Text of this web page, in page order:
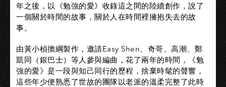
年之後，以《勉強的愛》收錄這之間的陸續創作，說了
一個關於時間的故事，關於人在時間裡擁抱失去的故
事。
由黃小楨擔綱製作，邀請Easy Shen、奇哥、高潮、鄭
凱同（銀巴士）等人參與編曲，花了兩年的時間，《勉
強的愛》是一段與知己同行的歷程，捨棄時髦的聲響，
這些年少便熟悉了世故的團隊以老派的溫柔完整了此時